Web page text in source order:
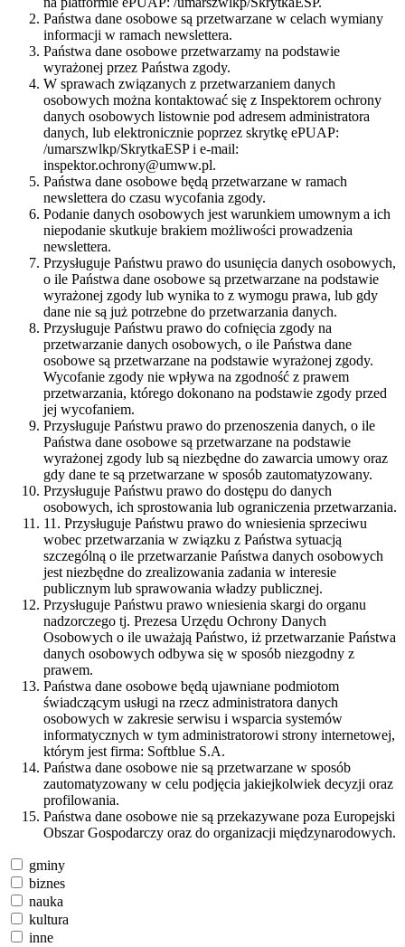
Państwa dane osobowe są przetwarzane w celach wymiany
informacji w ramach newslettera.
Państwa dane osobowe przetwarzamy na podstawie
wyrażonej przez Państwa zgody.
W sprawach związanych z przetwarzaniem danych
osobowych można kontaktować się z Inspektorem ochrony
danych osobowych listownie pod adresem administratora
danych, lub elektronicznie poprzez skrytkę ePUAP:
/umarszwlkp/SkrytkaESP i e-mail:
inspektor.ochrony@umww.pl.
Państwa dane osobowe będą przetwarzane w ramach
newslettera do czasu wycofania zgody.
Podanie danych osobowych jest warunkiem umownym a ich
niepodanie skutkuje brakiem możliwości prowadzenia
newslettera.
Przysługuje Państwu prawo do usunięcia danych osobowych,
o ile Państwa dane osobowe są przetwarzane na podstawie
wyrażonej zgody lub wynika to z wymogu prawa, lub gdy
dane nie są już potrzebne do przetwarzania danych.
Przysługuje Państwu prawo do cofnięcia zgody na
przetwarzanie danych osobowych, o ile Państwa dane
osobowe są przetwarzane na podstawie wyrażonej zgody.
Wycofanie zgody nie wpływa na zgodność z prawem
przetwarzania, którego dokonano na podstawie zgody przed
jej wycofaniem.
Przysługuje Państwu prawo do przenoszenia danych, o ile
Państwa dane osobowe są przetwarzane na podstawie
wyrażonej zgody lub są niezbędne do zawarcia umowy oraz
gdy dane te są przetwarzane w sposób zautomatyzowany.
Przysługuje Państwu prawo do dostępu do danych
osobowych, ich sprostowania lub ograniczenia przetwarzania.
11. Przysługuje Państwu prawo do wniesienia sprzeciwu
wobec przetwarzania w związku z Państwa sytuacją
szczególną o ile przetwarzanie Państwa danych osobowych
jest niezbędne do zrealizowania zadania w interesie
publicznym lub sprawowania władzy publicznej.
Przysługuje Państwu prawo wniesienia skargi do organu
nadzorczego tj. Prezesa Urzędu Ochrony Danych
Osobowych o ile uważają Państwo, iż przetwarzanie Państwa
danych osobowych odbywa się w sposób niezgodny z
prawem.
Państwa dane osobowe będą ujawniane podmiotom
świadczącym usługi na rzecz administratora danych
osobowych w zakresie serwisu i wsparcia systemów
informatycznych w tym administratorowi strony internetowej,
którym jest firma: Softblue S.A.
Państwa dane osobowe nie są przetwarzane w sposób
zautomatyzowany w celu podjęcia jakiejkolwiek decyzji oraz
profilowania.
Państwa dane osobowe nie są przekazywane poza Europejski
Obszar Gospodarczy oraz do organizacji międzynarodowych.
gminy
biznes
nauka
kultura
inne